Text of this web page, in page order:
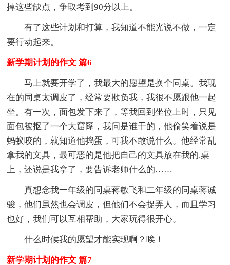
掉这些缺点，争取考到90分以上。
有了这些计划和打算，我知道不能光说不做，一定
要行动起来。
新学期计划的作文 篇6
马上就要开学了，我最大的愿望是换个同桌。我现
在的同桌太调皮了，经常要欺负我，我很不愿跟他一起
坐。有一次，面包发下来了，等我回到坐位上时，只见
面包被抠了一个大窟窿，我问是谁干的，他偷笑着说是
蚂蚁咬的，就知道他捣蛋，可我不敢说什么。他经常乱
拿我的文具，最可恶的是他把自己的文具放在我的.桌
上，还说是我拿了，要告诉老师什么的……
真想念我一年级的同桌蒋敏飞和二年级的同桌蒋诚
骏，他们虽然也会调皮，但他们不会捉弄人，而且学习
也好，我们可以互相帮助，大家玩得很开心。
什么时候我的愿望才能实现啊？唉！
新学期计划的作文 篇7